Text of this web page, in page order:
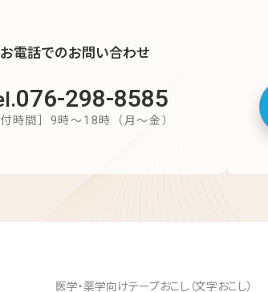
お電話でのお問い合わせ
076-298-8585
付時間］9時～18時（月～金）
医学・薬学向けテープおこし（文字おこし）